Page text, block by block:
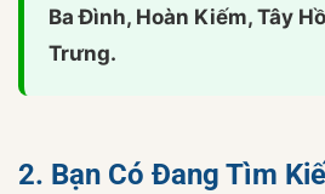
Ba Đình, Hoàn Kiếm, Tây
Trưng.
2. Bạn Có Đang Tìm